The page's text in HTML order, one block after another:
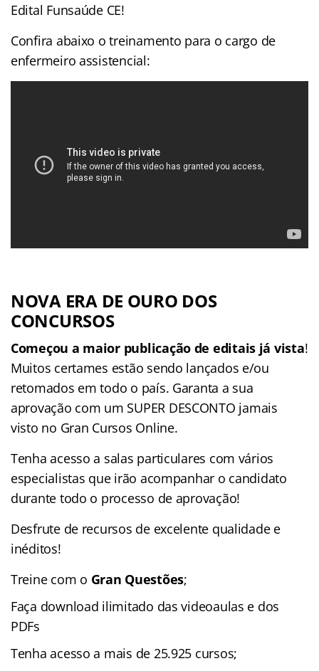
Edital Funsaúde CE!
Confira abaixo o treinamento para o cargo de
enfermeiro assistencial:
NOVA ERA DE OURO DOS
CONCURSOS
Começou a maior publicação de editais já vista!
Muitos certames estão sendo lançados e/ou
retomados em todo o país. Garanta a sua
aprovação com um SUPER DESCONTO jamais
visto no Gran Cursos Online.
Tenha acesso a salas particulares com vários
especialistas que irão acompanhar o candidato
durante todo o processo de aprovação!
Desfrute de recursos de excelente qualidade e
inéditos!
Treine com o Gran Questões;
Faça download ilimitado das videoaulas e dos
PDFs
Tenha acesso a mais de 25.925 cursos;